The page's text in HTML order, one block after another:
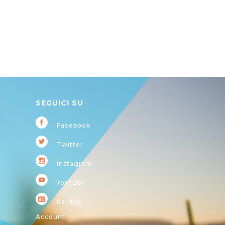
SEGUICI SU
Facebook
Twitter
Instagram
Youtube
Kardup
Account